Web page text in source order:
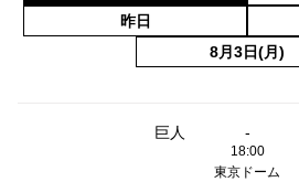
昨日
8月3日(月)
巨人 -
18:00
東京ドーム